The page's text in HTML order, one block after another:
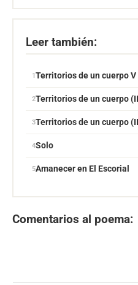
Leer también:
Territorios de un cuerpo V
Territorios de un cuerpo
Territorios de un cuerpo
Solo
Amanecer en El Escorial
Comentarios al poema: